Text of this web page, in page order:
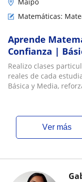
Matemáticas:
Aprende
Confianza |
Realizo clases
reales de cada
Básica y Media,
ver más